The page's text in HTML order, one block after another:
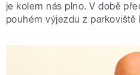
je kolem nás plno. V době
pouhém výjezdu z parkoviště